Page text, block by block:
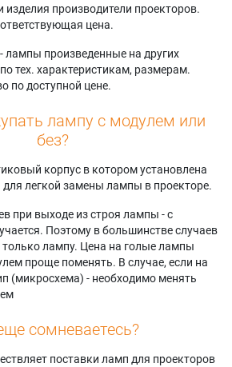
изделия производители проекторов.
цена.
произведенные на других
тех. характеристикам, размерам.
по доступной цене.
лампу с модулем или
без?
корпус в котором установлена
легкой замены лампы в проекторе.
при выходе из строя лампы - с
Поэтому в большинстве случаев
только лампу. Цена на голые лампы
проще поменять. В случае, если на
(микросхема) - необходимо менять
сомневаетесь?
поставки ламп для проекторов